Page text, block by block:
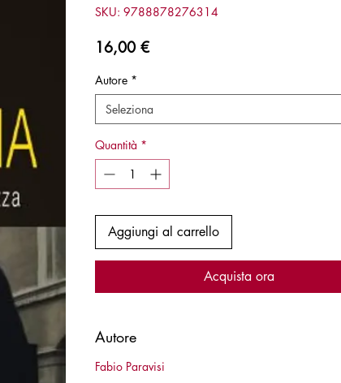
SKU: 9788878276314
16,00 €Prezzo
Autore *
Seleziona
Quantità *
Aggiungi al carrello
Acquista ora
Autore
Fabio Paravisi